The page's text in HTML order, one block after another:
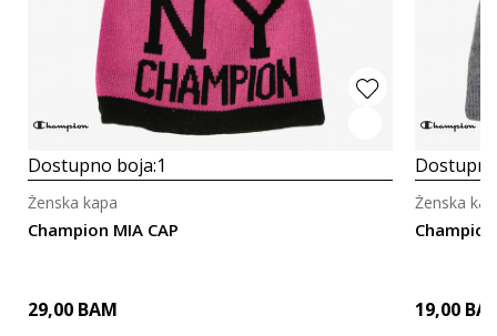
Dostupno boja:1
Champion MIA CAP
Ženska kapa
29,00 BAM
Ženska
19,00